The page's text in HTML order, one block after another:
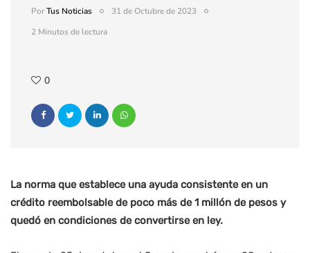
PorTus Noticias
31 de Octubre de 2023
2 Minutos de lectura
0
La norma que establece una ayuda consistente en un
crédito reembolsable de poco más de 1 millón de pesos y
quedó en condiciones de convertirse en ley.